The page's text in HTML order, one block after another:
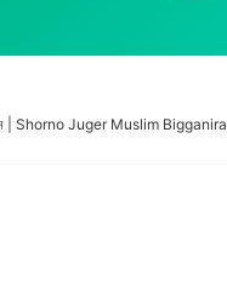
ইসলাম | Shorno Juger Muslim Bigganira